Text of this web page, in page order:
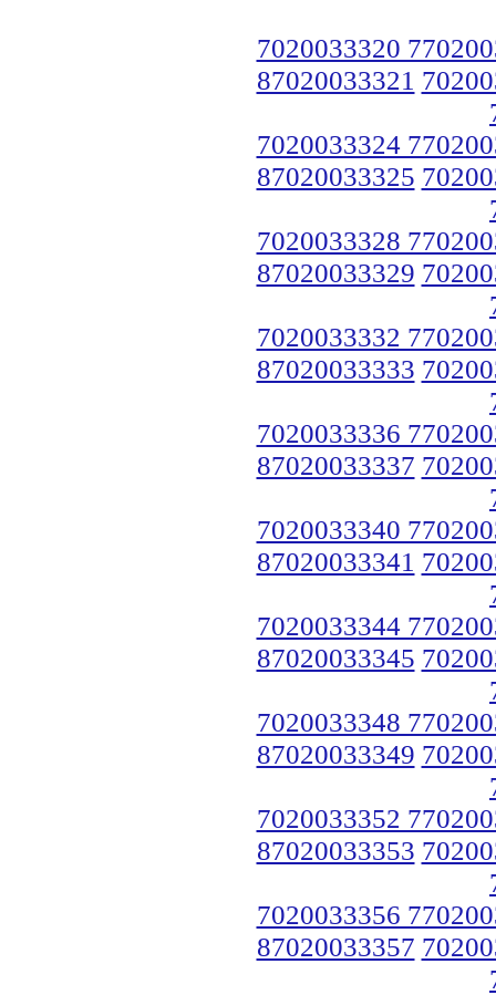
7020033320
87020033321
7020033324
87020033325
7020033328
87020033329
7020033332
87020033333
7020033336
87020033337
7020033340
87020033341
7020033344
87020033345
7020033348
87020033349
7020033352
87020033353
7020033356
87020033357